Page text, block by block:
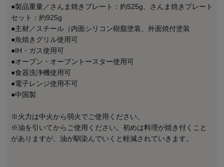
●製品重量／さんま焼きプレート：約525g、さんま焼きプレート
セット：約925g
●主材／スチール（内面シリコン樹脂塗装、外面焼付塗装
●魚焼きグリル使用可
●IH・ガス使用可
●オーブン・オーブントースター使用可
●食器洗浄機使用可
●電子レンジ使用不可
●中国製
※火力は中火から弱火でご使用ください。
※油を引いてからご使用ください。初めは料理が焼き付くこと
がありますが、油が馴染んでいくと軽減されていきます。